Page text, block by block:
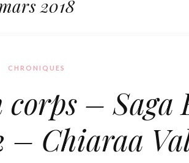
2018
CHRONIQUES
– Saga
– Chiaraa